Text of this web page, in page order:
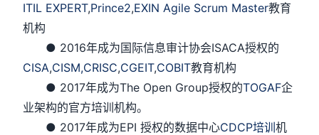
ITIL EXPERT,Prince2,EXIN Agile Scrum Master教育
机构
● 2016年成为国际信息审计协会ISACA授权的
CISA,CISM,CRISC,CGEIT,COBIT教育机构
● 2017年成为The Open Group授权的TOGAF企
业架构的官方培训机构。
● 2017年成为EPI 授权的数据中心CDCP培训机